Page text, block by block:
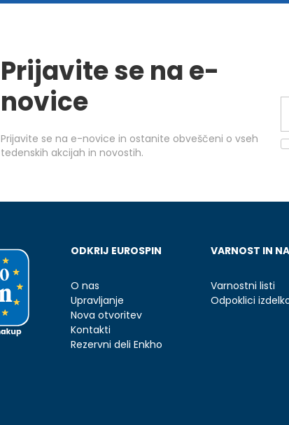
Prijavite se na e-
novice
Prijavite se na e-novice in ostanite obveščeni o vseh
tedenskih akcijah in novostih.
ODKRIJ EUROSPIN
O nas
Upravljanje
Nova otvoritev
Kontakti
Rezervni deli Enkho
VARNOST IN
Varnostni listi
Odpoklici